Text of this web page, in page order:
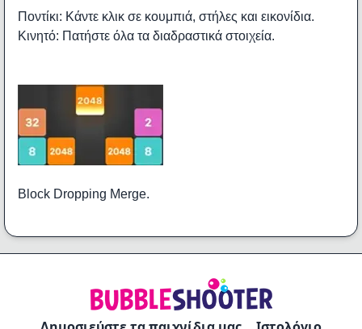
Ποντίκι: Κάντε κλικ σε κουμπιά, στήλες και εικονίδια.
Κινητό: Πατήστε όλα τα διαδραστικά στοιχεία.
Block Dropping Merge.